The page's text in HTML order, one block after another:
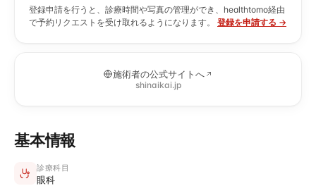
登録申請を行うと、診療時間や写真の管理ができ、healthtomo経由
で予約リクエストを受け取れるようになります。
登録を申請する →
施術者の公式サイトへ
shinaikai.jp
基本情報
診療科目
眼科